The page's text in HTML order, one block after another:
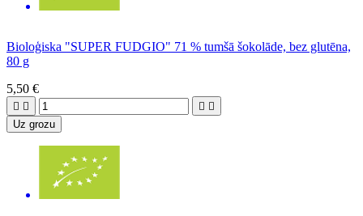
Bioloģiska "SUPER FUDGIO" 71 % tumšā šokolāde, bez glutēna,
80 g
5,50 €
   
Uz grozu